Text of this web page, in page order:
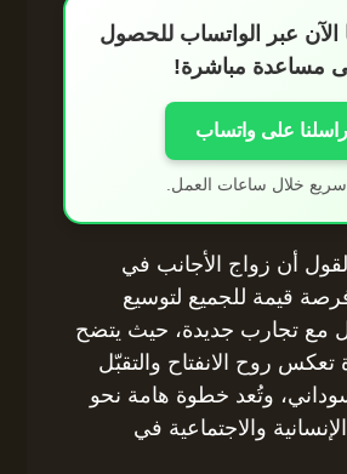
الآن عبر الواتساب للحصول
مساعدة مباشرة!
راسلنا على واتساب
سريع خلال ساعات العمل.
أن زواج الأجانب في
قيمة للجميع لتوسيع
مع تجارب جديدة، حيث يتضح
روح الانفتاح والتقبّل
وتُعد خطوة هامة نحو
والاجتماعية في